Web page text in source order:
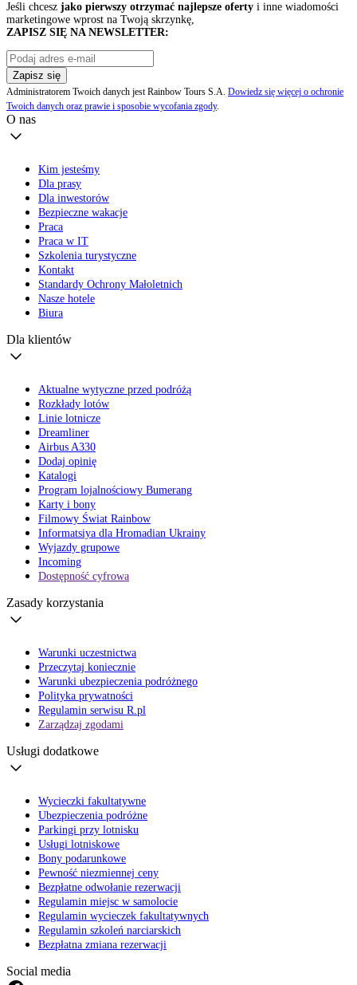
Jeśli chcesz jako pierwszy otrzymać najlepsze oferty i inne wiadomości
marketingowe wprost na Twoją skrzynkę,
ZAPISZ SIĘ NA NEWSLETTER:
Zapisz się
Administratorem Twoich danych jest Rainbow Tours S.A. Dowiedz się więcej o ochronie
Twoich danych oraz prawie i sposobie wycofania zgody.
O nas
Kim jesteśmy
Dla prasy
Dla inwestorów
Bezpieczne wakacje
Praca
Praca w IT
Szkolenia turystyczne
Kontakt
Standardy Ochrony Małoletnich
Nasze hotele
Biura
Dla klientów
Aktualne wytyczne przed podróżą
Rozkłady lotów
Linie lotnicze
Dreamliner
Airbus A330
Dodaj opinię
Katalogi
Program lojalnościowy Bumerang
Karty i bony
Filmowy Świat Rainbow
Informatsiya dla Hromadian Ukrainy
Wyjazdy grupowe
Incoming
Dostępność cyfrowa
Zasady korzystania
Warunki uczestnictwa
Przeczytaj koniecznie
Warunki ubezpieczenia podróżnego
Polityka prywatności
Regulamin serwisu R.pl
Zarządzaj zgodami
Usługi dodatkowe
Wycieczki fakultatywne
Ubezpieczenia podróżne
Parkingi przy lotnisku
Usługi lotniskowe
Bony podarunkowe
Pewność niezmiennej ceny
Bezpłatne odwołanie rezerwacji
Regulamin miejsc w samolocie
Regulamin wycieczek fakultatywnych
Regulamin szkoleń narciarskich
Bezpłatna zmiana rezerwacji
Social media